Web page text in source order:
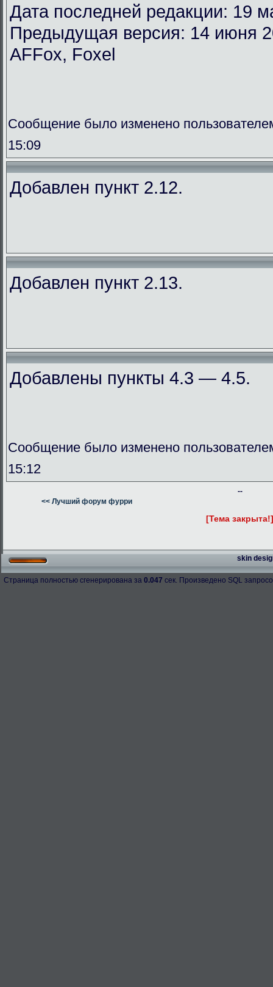
Дата последней редакции: 19
Предыдущая версия: 14 июня
AFFox, Foxel
Сообщение было изменено
15:09
Добавлен пункт 2.12.
Добавлен пункт 2.13.
Добавлены пункты 4.3 — 4.5.
Сообщение было изменено
15:12
--
<< Лучший форум фурри
[Тема
skin
Страница полностью сгенерирована за 0.047 сек. Произведено SQL